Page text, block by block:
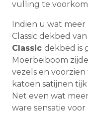
vulling te
Indien u wat
Classic dekbed
Classic dekbed is
Moerbeiboom
vezels en
katoen satijnen
Net even wat
ware sensatie